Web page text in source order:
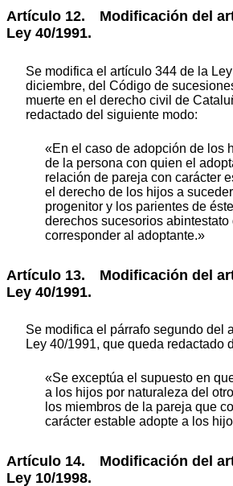
Artículo 12. Modificación del
Ley 40/1991.
Se modifica el artículo 344 de la
diciembre, del Código de
muerte en el derecho civil de
redactado del siguiente modo:
«En el caso de adopción de los
de la persona con quien el
relación de pareja con carácter
el derecho de los hijos a
progenitor y los parientes de
derechos sucesorios abintestato
corresponder al adoptante.»
Artículo 13. Modificación del
Ley 40/1991.
Se modifica el párrafo segundo del
Ley 40/1991, que queda redactado
«Se exceptúa el supuesto en
a los hijos por naturaleza del
los miembros de la pareja que
carácter estable adopte a los
Artículo 14. Modificación del
Ley 10/1998.